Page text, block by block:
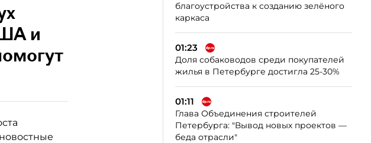
и
благоустройства к созданию зелёного
каркаса
01:23
Доля собаководов среди покупателей
жилья в Петербурге достигла 25-30%
01:11
Глава Объединения строителей
Петербурга: "Вывод новых проектов —
беда отрасли"